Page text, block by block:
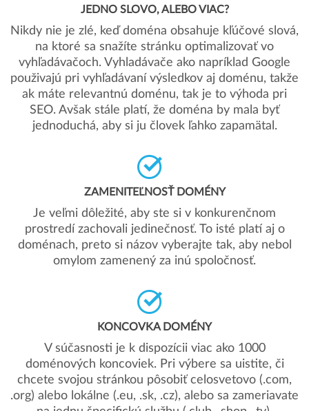
JEDNO SLOVO, ALEBO VIAC?
Nikdy nie je zlé, keď doména obsahuje kľúčové slová,
na ktoré sa snažíte stránku optimalizovať vo
vyhľadávačoch. Vyhladávače ako napríklad Google
použivajú pri vyhľadávaní výsledkov aj doménu, takže
ak máte relevantnú doménu, tak je to výhoda pri
SEO. Avšak stále platí, že doména by mala byť
jednoduchá, aby si ju človek ľahko zapamätal.
ZAMENITEĽNOSŤ DOMÉNY
Je veľmi dôležité, aby ste si v konkurenčnom
prostredí zachovali jedinečnosť. To isté platí aj o
doménach, preto si názov vyberajte tak, aby nebol
omylom zamenený za inú spoločnosť.
KONCOVKA DOMÉNY
V súčasnosti je k dispozícii viac ako 1000
doménových koncoviek. Pri výbere sa uistite, či
chcete svojou stránkou pôsobiť celosvetovo (.com,
.org) alebo lokálne (.eu, .sk, .cz), alebo sa zameriavate